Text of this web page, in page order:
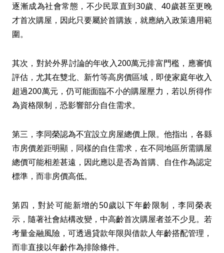
逐漸成為社會常態，不少民眾直到30歲、40歲甚至更晚
才首次購屋，因此只要屬於首購族，就應納入政策適用範
圍。
其次，對於外界討論的年收入200萬元排富門檻，應審慎
評估，尤其在雙北、新竹等高房價區域，即使家庭年收入
超過200萬元，仍可能面臨不小的購屋壓力，若以所得作
為資格限制，恐影響部分自住需求。
第三，李同榮認為不宜設立房屋總價上限。他指出，各縣
市房價差距明顯，同樣的自住需求，在不同地區所需購屋
總價可能相差甚遠，因此應以是否為首購、自住作為認定
標準，而非房價高低。
第四，對於可能新增的50歲以下年齡限制，李同榮表
示，隨著社會結構改變，中高齡首次購屋者並不少見。若
考量金融風險，可透過貸款年限與借款人年齡搭配管理，
而非直接以年齡作為排除條件。